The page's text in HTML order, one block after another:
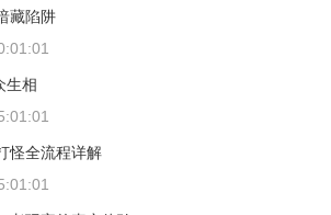
藏陷阱
生相
怪全流程详解